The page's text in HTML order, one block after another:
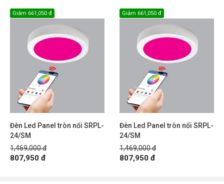
Đèn Led Panel tròn nổi SRPL-
24/SM
1,469,000 đ
Giảm 661,050 đ
807,950 đ
Đèn Led Panel tròn nổi SRPL-
24/SM
1,469,000 đ
Giảm 661,050 đ
807,950 đ